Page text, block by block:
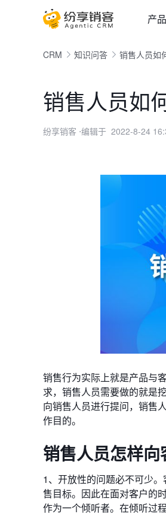
产
CRM 知识问答 销售人员如
销售人员如
纷享销客 ⋅编辑于 2022-8-24
销售行为实际上就是产品与
求，销售人员需要做的就是
向销售人员进行提问，销售
作目的。
销售人员怎样向
1、开放性的问题必不可少
售目标。因此在面对客户的
作为一个倾听者。在倾听过